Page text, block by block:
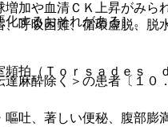
するおそれがある］。
麻酔除く＞の患者〔１０
加や血清ＣＫ上昇がみ
呼吸困難、循環虚脱、
拍（Ｔｏｒｓａｄｅｓ
吐、著しい便秘、腹部